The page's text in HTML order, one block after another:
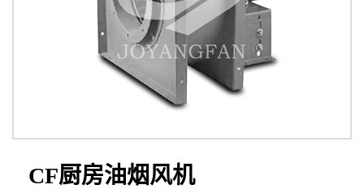
CF厨房油烟风机